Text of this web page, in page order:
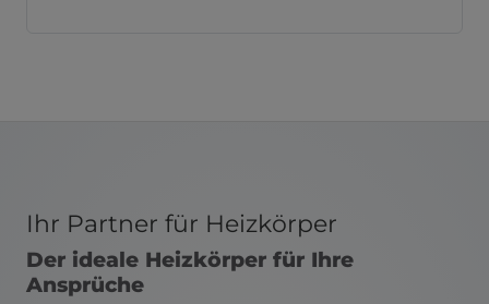
Ihr Partner für Heizkörper
Der ideale Heizkörper für Ihre
Ansprüche